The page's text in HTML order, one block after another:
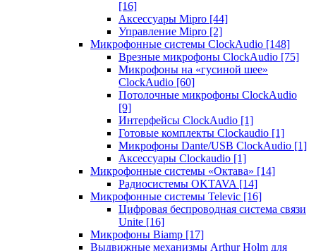
[16]
Аксессуары Mipro [44]
Управление Mipro [2]
Микрофонные системы ClockAudio [148]
Врезные микрофоны ClockAudio [75]
Микрофоны на «гусиной шее»
ClockAudio [60]
Потолочные микрофоны ClockAudio
[9]
Интерфейсы ClockAudio [1]
Готовые комплекты Clockaudio [1]
Микрофоны Dante/USB ClockAudio [1]
Аксессуары Clockaudio [1]
Микрофонные системы «Октава» [14]
Радиосистемы OKTAVA [14]
Микрофонные системы Televic [16]
Цифровая беспроводная система связи
Unite [16]
Микрофоны Biamp [17]
Выдвижные механизмы Arthur Holm для